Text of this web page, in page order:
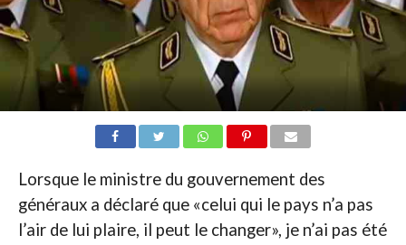
Lorsque le ministre du gouvernement des
généraux a déclaré que «celui qui le pays n’a pas
l’air de lui plaire, il peut le changer», je n’ai pas été